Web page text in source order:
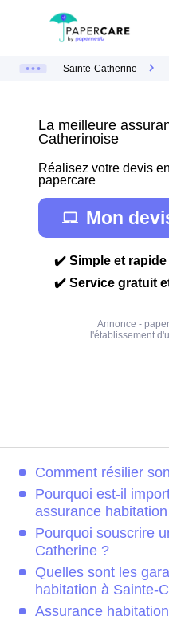
Sainte-Catherine
La meilleure
Catherinoise
Réalisez votre devis
papercare
Mon
✔️ Simple et rapide
✔️ Service gratuit
Annonce -
l'établissement
Comment résilier
Pourquoi est-il
assurance
Pourquoi souscrire
Catherine ?
Quelles sont les
habitation à Sainte-
Assurance